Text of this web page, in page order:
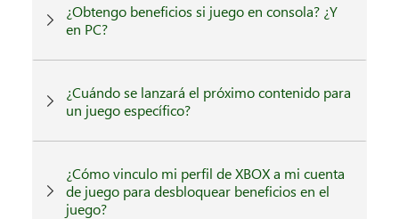
¿Obtengo beneficios si juego en consola? ¿Y
en PC?
¿Cuándo se lanzará el próximo contenido para
un juego específico?
¿Cómo vinculo mi perfil de XBOX a mi cuenta
de juego para desbloquear beneficios en el
juego?